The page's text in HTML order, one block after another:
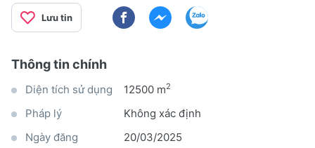
Lưu tin
Thông tin chính
Diện tích sử dụng 12500 m2
Pháp lý
Không xác định
Ngày đăng
20/03/2025